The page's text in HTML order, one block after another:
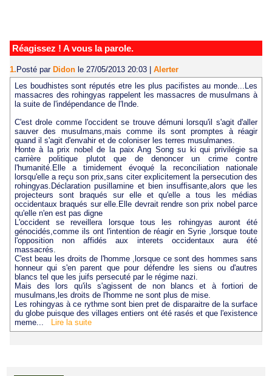
Réagissez ! A vous la parole.
1.Posté par Didon le 27/05/2013 20:03 | Alerter
Les boudhistes sont réputés etre les plus pacifistes au monde...Les
massacres des rohingyas rappelent les massacres de musulmans à
la suite de l'indépendance de l'Inde.
C'est drole comme l'occident se trouve démuni lorsqu'il s'agit d'aller
sauver des musulmans,mais comme ils sont promptes à réagir
quand il s'agit d'envahir et de coloniser les terres musulmanes.
Honte à la prix nobel de la paix Ang Song su ki qui privilégie sa
carrière politique plutot que de denoncer un crime contre
l'humanité.Elle a timidement évoqué la reconciliation nationale
lorsqu'elle a reçu son prix,sans citer explicitement la persecution des
rohingyas.Déclaration pusillamine et bien insuffisante,alors que les
projecteurs sont braqués sur elle et qu'elle a tous les médias
occidentaux braqués sur elle.Elle devrait rendre son prix nobel parce
qu'elle n'en est pas digne
L'occident se reveillera lorsque tous les rohingyas auront été
génocidés,comme ils ont l'intention de réagir en Syrie ,lorsque toute
l'opposition non affidés aux interets occidentaux aura été
massacrés.
C'est beau les droits de l'homme ,lorsque ce sont des hommes sans
honneur qui s'en parent que pour défendre les siens ou d'autres
blancs tel que les juifs persecuté par le régime nazi.
Mais des lors qu'ils s'agissent de non blancs et à fortiori de
musulmans,les droits de l'homme ne sont plus de mise.
Les rohingyas à ce rythme sont bien pret de disparaitre de la surface
du globe puisque des villages entiers ont été rasés et que l'existence
meme...
Lire la suite